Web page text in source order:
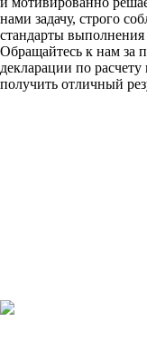
нами задачу, строго
стандарты выполнения
Обращайтесь к нам за
декларации по
получить отличный